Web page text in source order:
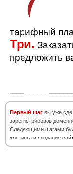
тарифный
Три.
предложить
Первый шаг вы уже
зарегистрировав
Следующими шагами
хостинга и создание